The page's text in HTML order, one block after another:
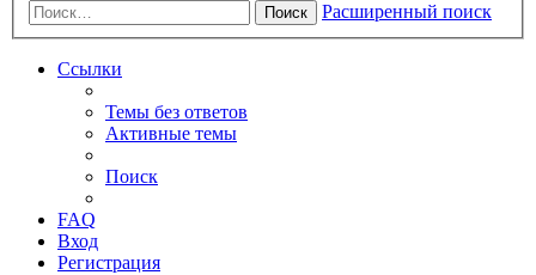
Поиск Расширенный поиск
Ссылки
Темы без ответов
Активные темы
Поиск
FAQ
Вход
Регистрация